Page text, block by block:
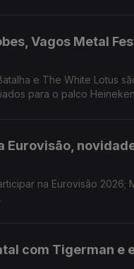
Vagos Metal
e The White Lotus
para o palco
Eurovisão,
na Eurovisão
com Tigerman e